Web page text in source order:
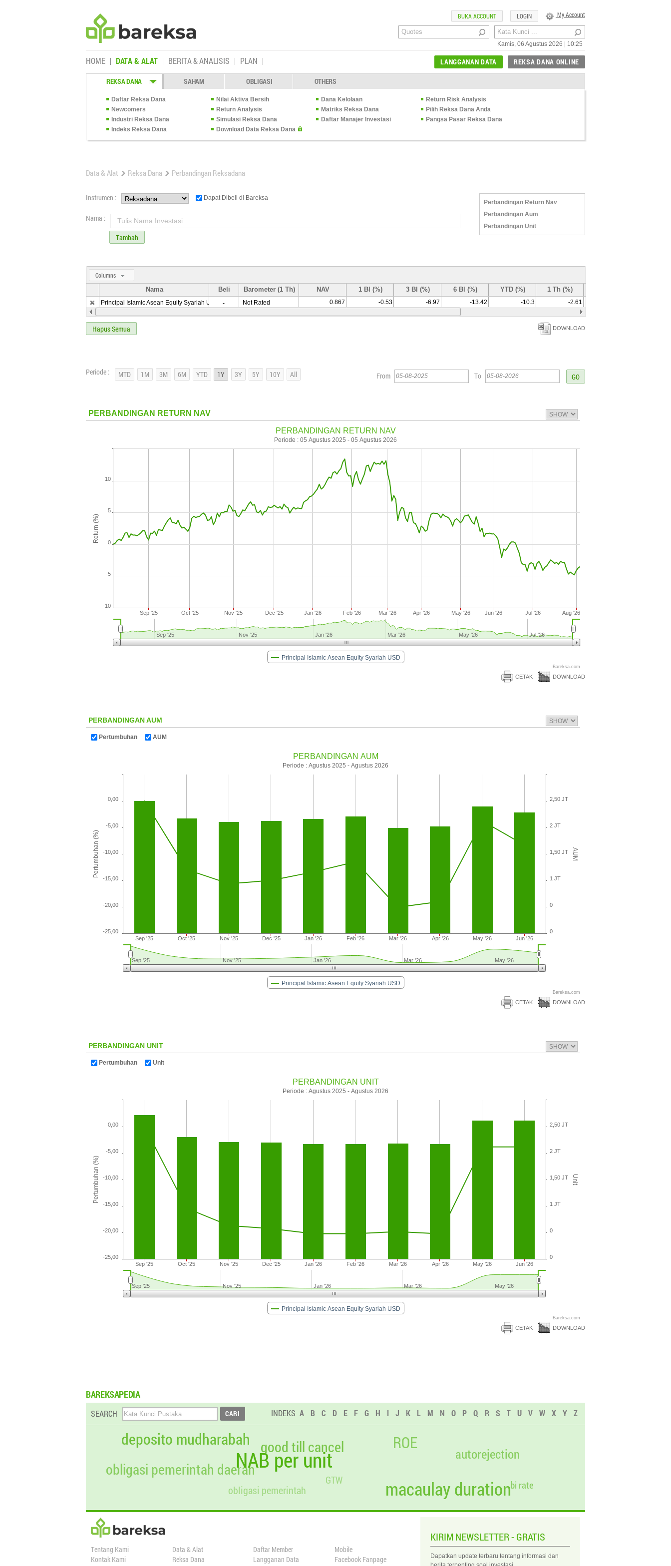
Kamis, 06 Agustus 2026 | 10:25
My Account
LOGIN
BUKA ACCOUNT
HOME DATA & ALAT BERITA & ANALISIS PLAN REKSA DANA ONLINE
LANGGANAN DATA
REKSA DANA SAHAM OBLIGASI OTHERS
Daftar Reksa Dana Nilai Aktiva Bersih Dana Kelolaan
Return Risk Analysis
Newcomers
Return Analysis Matriks Reksa Dana
Pilih Reksa Dana Anda
Industri Reksa Dana
Simulasi Reksa Dana Daftar Manajer Investasi
Pangsa Pasar Reksa Dana
Indeks Reksa Dana
Download Data Reksa Dana
Data & Alat Reksa Dana Perbandingan Reksadana
Instrumen : Dapat Dibeli di Bareksa
Nama : Tulis Nama Investasi
Tambah
Perbandingan Return Nav
Perbandingan Aum
Perbandingan Unit
Columns
Nama Beli Barometer (1 Th) NAV 1 Bl (%) 3 Bl (%) 6 Bl (%) YTD (%) 1 Th (%)
Principal Islamic Asean Equity Syariah USD - Not Rated 0.867 -0.53 -6.97 -13.42 -10.3 -2.61
Hapus Semua DOWNLOAD
Periode : From To
PERBANDINGAN RETURN NAV
Return (%)
PERBANDINGAN RETURN NAV
Periode : 05 Agustus 2025 - 05 Agustus 2026
Principal Islamic Asean Equity Syariah USD
Sep '25 Oct '25 Nov '25 Dec '25 Jan '26 Feb '26 Mar '26 Apr '26 May '26 Jun '26 Jul '26 Aug '26
-5
0
5
10
-10
Sep '25 Nov '25 Jan '26 Mar '26 May '26 Jul '26
Bareksa.com
CETAK DOWNLOAD
PERBANDINGAN AUM
Pertumbuhan AUM
Pertumbuhan (%) AUM
PERBANDINGAN AUM
Periode : Agustus 2025 - Agustus 2026
Principal Islamic Asean Equity Syariah USD
Sep '25 Oct '25 Nov '25 Dec '25 Jan '26 Feb '26 Mar '26 Apr '26 May '26 Jun '26
-20,00
-15,00
-10,00
-5,00
0,00
-25,00 0
0
1 JT
1,50 JT
2 JT
2,50 JT
Sep '25 Nov '25 Jan '26 Mar '26 May '26
Bareksa.com
CETAK DOWNLOAD
PERBANDINGAN UNIT
Pertumbuhan Unit
Pertumbuhan (%) Unit
PERBANDINGAN UNIT
Periode : Agustus 2025 - Agustus 2026
Principal Islamic Asean Equity Syariah USD
Sep '25 Oct '25 Nov '25 Dec '25 Jan '26 Feb '26 Mar '26 Apr '26 May '26 Jun '26
-20,00
-15,00
-10,00
-5,00
0,00
-25,00 0
0
1 JT
1,50 JT
2 JT
2,50 JT
Sep '25 Nov '25 Jan '26 Mar '26 May '26
Bareksa.com
CETAK DOWNLOAD
BAREKSAPEDIA
SEARCH INDEKS A B C D E F G H I J K L M N O P Q R S T U V W X Y Z
NAB per unit
deposito mudharabah
obligasi pemerintah
obligasi pemerintah daerah
good till cancel
GTW macaulay duration
ROE
autorejection
bi rate
Tentang Kami
Kontak Kami
Data & Alat
Reksa Dana
Daftar Member
Langganan Data
Mobile
Facebook Fanpage
KIRIM NEWSLETTER - GRATIS
Dapatkan update terbaru tentang informasi dan